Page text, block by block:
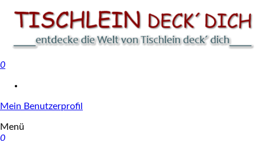
0
Mein Benutzerprofil
Menü
0